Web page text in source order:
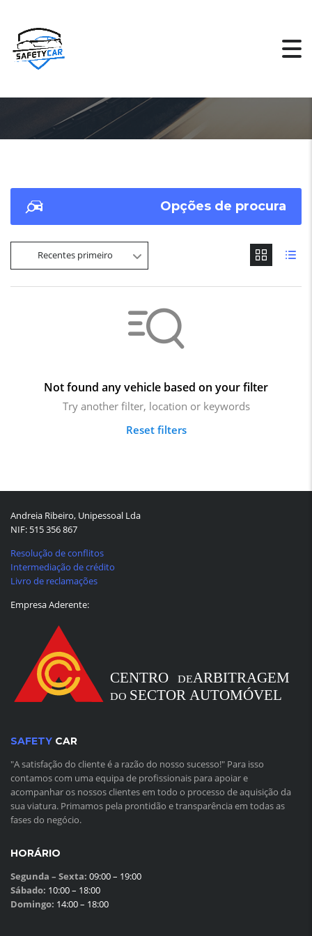
Opções de procura
Recentes primeiro
Not found any vehicle based on your filter
Try another filter, location or keywords
Reset filters
Andreia Ribeiro, Unipessoal Lda
NIF: 515 356 867
Resolução de conflitos
Intermediação de crédito
Livro de reclamações
Empresa Aderente:
SAFETY CAR
"A satisfação do cliente é a razão do nosso sucesso!" Para isso
contamos com uma equipa de profissionais para apoiar e
acompanhar os nossos clientes em todo o processo de aquisição da
sua viatura. Primamos pela prontidão e transparência em todas as
fases do negócio.
HORÁRIO
Segunda – Sexta: 09:00 – 19:00
Sábado: 10:00 – 18:00
Domingo: 14:00 – 18:00